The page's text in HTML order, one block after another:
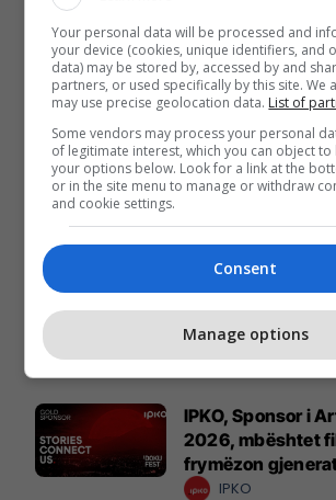
Promo
IPKO, Sponsor i
2026, mbështet
frymëzon
krijuesve
IPKO
Your personal data will be processed and
your device (cookies, unique identifiers, and
data) may be stored by, accessed by and
partners, or used specifically by this site. We
may use precise geolocation data. List of
Some vendors may process your personal
of legitimate interest, which you can object to
your options below. Look for a link at the
or in the site menu to manage or withdraw
and cookie settings.
Consent
Manage options